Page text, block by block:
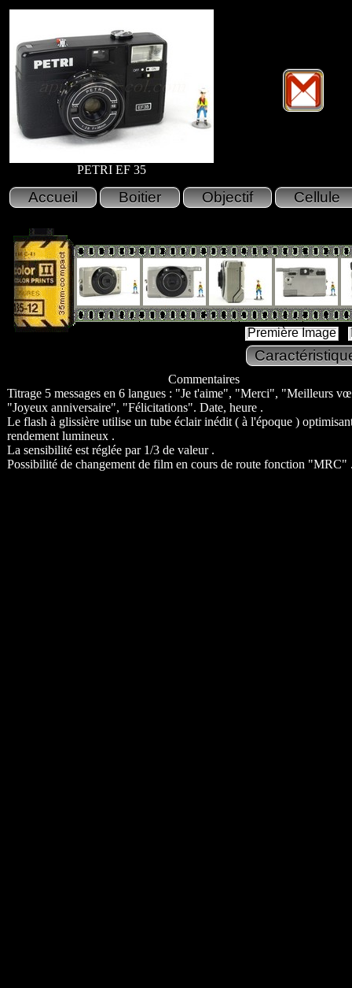
PETRI EF 35
Première Image
Commentaires
Titrage 5 messages en 6 langues : "Je t'aime", "Merci", "Meilleurs
"Joyeux anniversaire", "Félicitations". Date, heure .
Le flash à glissière utilise un tube éclair inédit ( à l'époque )
rendement lumineux .
La sensibilité est réglée par 1/3 de valeur .
Possibilité de changement de film en cours de route fonction "MRC"